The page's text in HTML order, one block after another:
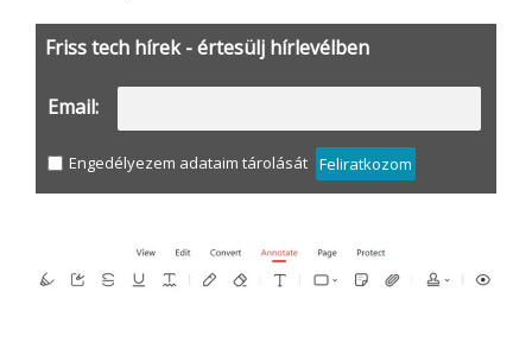
Friss tech hírek - értesülj hírlevélben
Email:
Engedélyezem adataim tárolását Feliratkozom